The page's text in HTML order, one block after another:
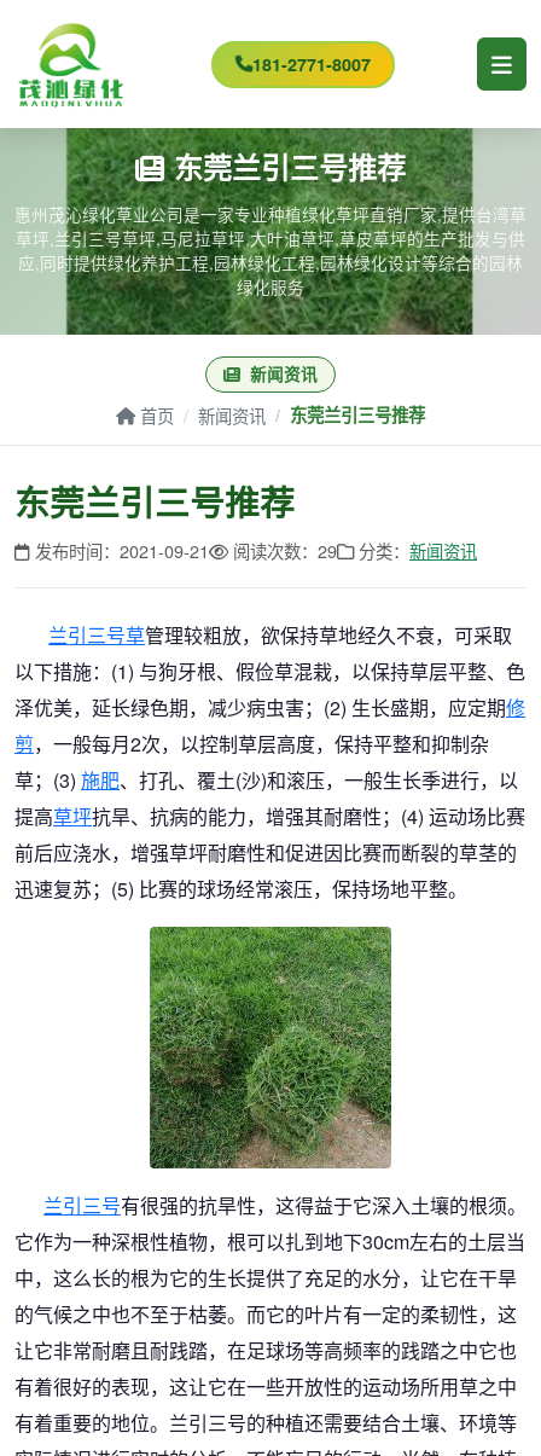
181-2771-8007
东莞兰引三号推荐
惠州茂沁绿化草业公司是一家专业种植绿化草坪直销厂家,提供台湾草
草坪,兰引三号草坪,马尼拉草坪,大叶油草坪,草皮草坪的生产批发与供
应,同时提供绿化养护工程,园林绿化工程,园林绿化设计等综合的园林
绿化服务
新闻资讯
首页 新闻资讯 东莞兰引三号推荐
东莞兰引三号推荐
发布时间：2021-09-21 阅读次数：29 分类： 新闻资讯
兰引三号草管理较粗放，欲保持草地经久不衰，可采取
以下措施：(1) 与狗牙根、假俭草混栽，以保持草层平整、色
泽优美，延长绿色期，减少病虫害；(2) 生长盛期，应定期修
剪，一般每月2次，以控制草层高度，保持平整和抑制杂
草；(3) 施肥、打孔、覆土(沙)和滚压，一般生长季进行，以
提高草坪抗旱、抗病的能力，增强其耐磨性；(4) 运动场比赛
前后应浇水，增强草坪耐磨性和促进因比赛而断裂的草茎的
迅速复苏；(5) 比赛的球场经常滚压，保持场地平整。
兰引三号有很强的抗旱性，这得益于它深入土壤的根须。
它作为一种深根性植物，根可以扎到地下30cm左右的土层当
中，这么长的根为它的生长提供了充足的水分，让它在干旱
的气候之中也不至于枯萎。而它的叶片有一定的柔韧性，这
让它非常耐磨且耐践踏，在足球场等高频率的践踏之中它也
有着很好的表现，这让它在一些开放性的运动场所用草之中
有着重要的地位。兰引三号的种植还需要结合土壤、环境等